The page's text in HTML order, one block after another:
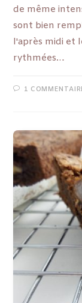
de même
sont bien
l'après midi et
rythmées…
1